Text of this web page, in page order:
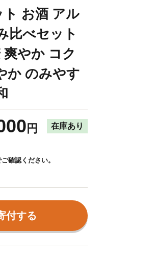
お酒 アル
比べセット
やか コク
か のみやす
円 在庫あり
確認ください。
付する